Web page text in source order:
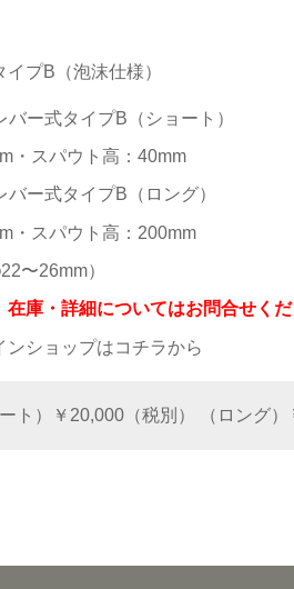
プB（泡沫仕様）
ー式タイプB（ショート）
・スパウト高：40mm
ー式タイプB（ロング）
・スパウト高：200mm
〜26mm）
庫・詳細についてはお問合せく
ショップはコチラから
ート）￥20,000（税別） （ロング